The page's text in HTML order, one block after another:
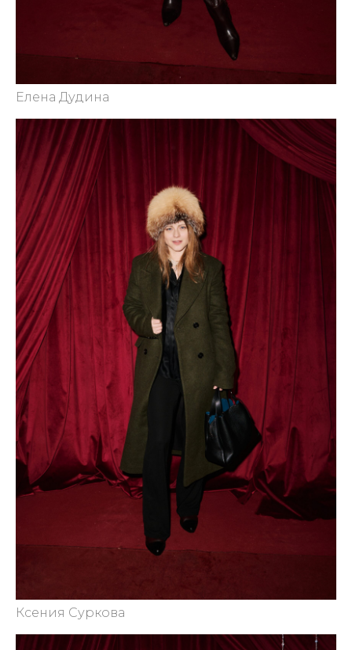
Елена Дудина
Ксения Суркова